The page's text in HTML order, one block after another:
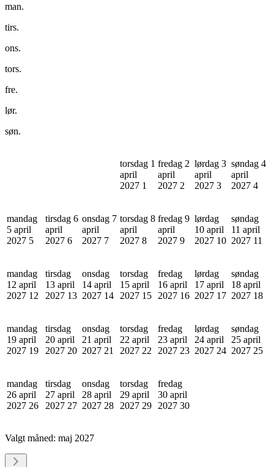
man.
tirs.
ons.
tors.
fre.
lør.
søn.
torsdag 1
april
2027 1
fredag 2
april
2027 2
lørdag 3
april
2027 3
søndag 4
april
2027 4
mandag
5 april
2027 5
tirsdag 6
april
2027 6
onsdag 7
april
2027 7
torsdag 8
april
2027 8
fredag 9
april
2027 9
lørdag
10 april
2027 10
søndag
11 april
2027 11
mandag
12 april
2027 12
tirsdag
13 april
2027 13
onsdag
14 april
2027 14
torsdag
15 april
2027 15
fredag
16 april
2027 16
lørdag
17 april
2027 17
søndag
18 april
2027 18
mandag
19 april
2027 19
tirsdag
20 april
2027 20
onsdag
21 april
2027 21
torsdag
22 april
2027 22
fredag
23 april
2027 23
lørdag
24 april
2027 24
søndag
25 april
2027 25
mandag
26 april
2027 26
tirsdag
27 april
2027 27
onsdag
28 april
2027 28
torsdag
29 april
2027 29
fredag
30 april
2027 30
Valgt måned: maj 2027